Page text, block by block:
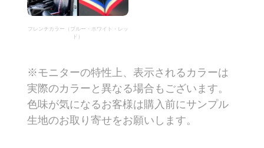
フレンチカラー（ブルー・ホワイト・レッ
ド）
※モニターの特性上、表示されるカラーは
実際のカラーと異なる場合もございます。
色味が気になるお客様は購入前にサンプル
生地のお取り寄せをお願いします。